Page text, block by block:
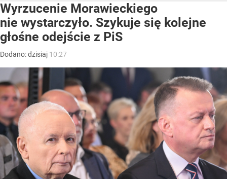
Wyrzucenie Morawieckiego
nie wystarczyło. Szykuje się kolejne
głośne odejście z PiS
Dodano:dzisiaj 10:27